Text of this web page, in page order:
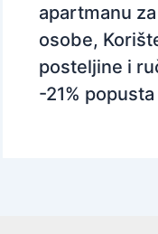
apartmanu
osobe,
posteljine i
-21% popusta